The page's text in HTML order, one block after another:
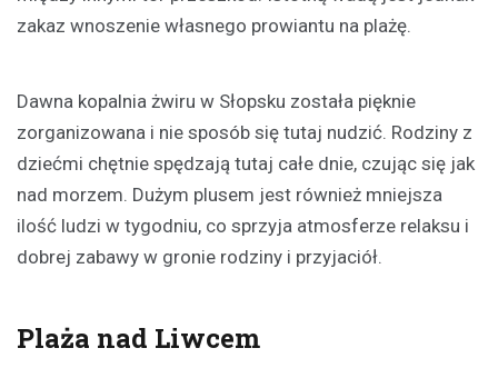
zakaz wnoszenie własnego prowiantu na plażę.
Dawna kopalnia żwiru w Słopsku została pięknie
zorganizowana i nie sposób się tutaj nudzić. Rodziny z
dziećmi chętnie spędzają tutaj całe dnie, czując się jak
nad morzem. Dużym plusem jest również mniejsza
ilość ludzi w tygodniu, co sprzyja atmosferze relaksu i
dobrej zabawy w gronie rodziny i przyjaciół.
Plaża nad Liwcem